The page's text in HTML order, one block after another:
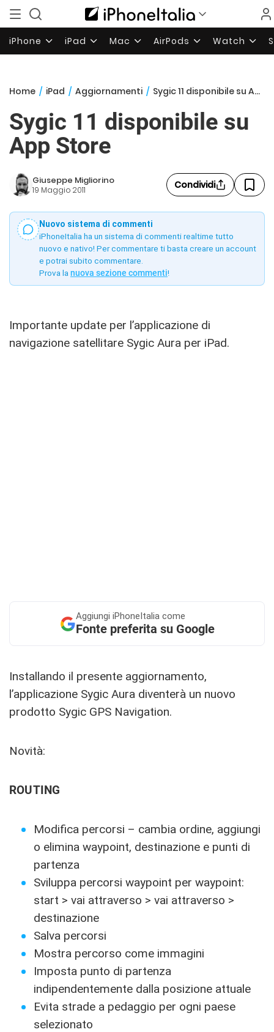
iPhone iPad Mac AirPods Watch
Home / iPad / Aggiornamenti / Sygic 11 disponibile su App Store
Sygic 11 disponibile su
App Store
Giuseppe Migliorino
19 Maggio 2011 Condividi
Nuovo sistema di commenti
iPhoneItalia ha un sistema di commenti realtime tutto
nuovo e nativo! Per commentare ti basta creare un account
e potrai subito commentare.
Prova la nuova sezione commenti!
Importante update per l’applicazione di
navigazione satellitare Sygic Aura per iPad.
Aggiungi iPhoneItalia come
Fonte preferita su Google
Installando il presente aggiornamento,
l’applicazione Sygic Aura diventerà un nuovo
prodotto Sygic GPS Navigation.
Novità:
ROUTING
Modifica percorsi – cambia ordine, aggiungi
o elimina waypoint, destinazione e punti di
partenza
Sviluppa percorsi waypoint per waypoint:
start > vai attraverso > vai attraverso >
destinazione
Salva percorsi
Mostra percorso come immagini
Imposta punto di partenza
indipendentemente dalla posizione attuale
Evita strade a pedaggio per ogni paese
selezionato